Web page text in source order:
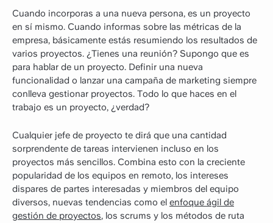
Cuando incorporas a una nueva persona, es un proyecto
en sí mismo. Cuando informas sobre las métricas de la
empresa, básicamente estás resumiendo los resultados de
varios proyectos. ¿Tienes una reunión? Supongo que es
para hablar de un proyecto. Definir una nueva
funcionalidad o lanzar una campaña de marketing siempre
conlleva gestionar proyectos. Todo lo que haces en el
trabajo es un proyecto, ¿verdad?
Cualquier jefe de proyecto te dirá que una cantidad
sorprendente de tareas intervienen incluso en los
proyectos más sencillos. Combina esto con la creciente
popularidad de los equipos en remoto, los intereses
dispares de partes interesadas y miembros del equipo
diversos, nuevas tendencias como el enfoque ágil de
gestión de proyectos, los scrums y los métodos de ruta